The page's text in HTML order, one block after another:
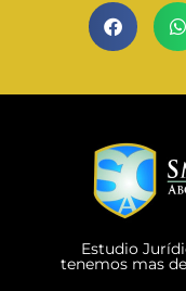
Estudio
tenemos mas